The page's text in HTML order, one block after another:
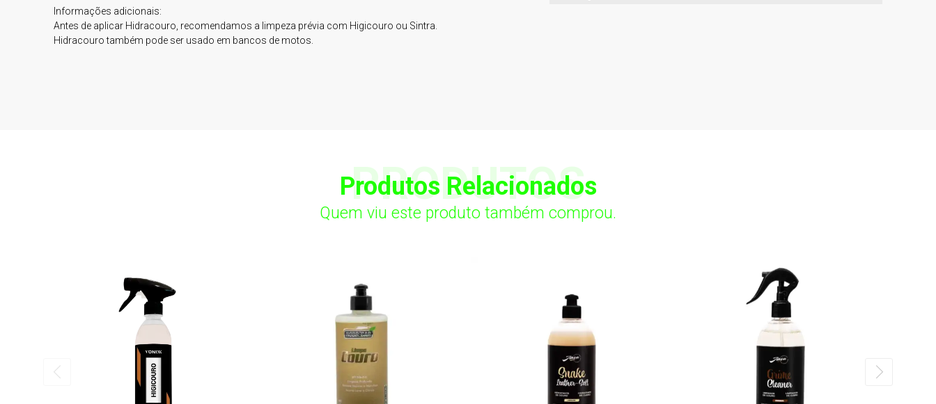
Informações adicionais:
Antes de aplicar Hidracouro, recomendamos a limpeza prévia com Higicouro ou Sintra.
Hidracouro também pode ser usado em bancos de motos.
Produtos Relacionados
PRODUTOS
Quem viu este produto também comprou.